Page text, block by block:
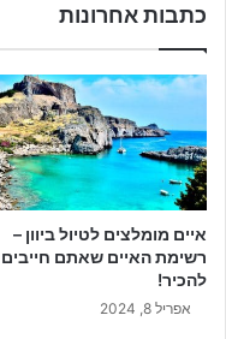
כתבות אחרונות
איים מומלצים לטיול ביוון –
רשימת האיים שאתם חייבים
להכיר!
אפריל 8, 2024